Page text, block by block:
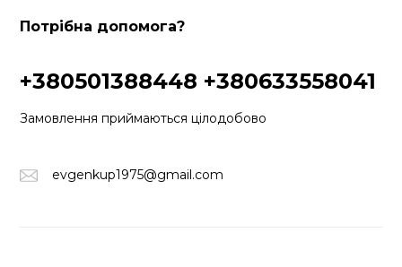
Потрібна допомога?
+380501388448 +380633558041
Замовлення приймаються цілодобово
evgenkup1975@gmail.com